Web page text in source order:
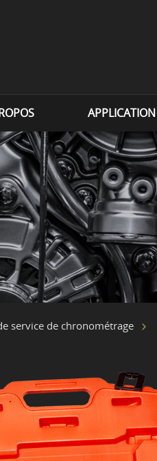
APPLICATION
service de chronométrage